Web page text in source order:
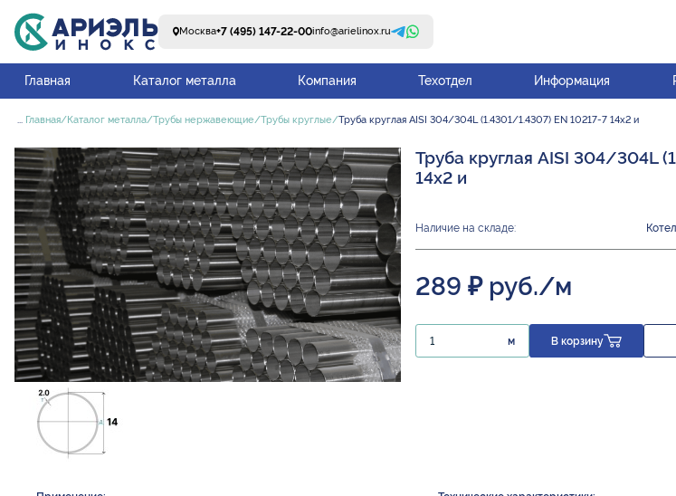
Москва+7 (495) 147-22-00info@arielinox.ru
Главная Каталог металла Компания Техотдел Информация
... Главная Каталог металла Трубы нержавеющие Трубы круглые Труба круглая AISI 304/304L (1.4301/1.4307) EN 10217-7 14х2 и
Труба круглая AISI 304/304L
14х2 и
Наличие на складе:
289 ₽ руб./м
м В корзину